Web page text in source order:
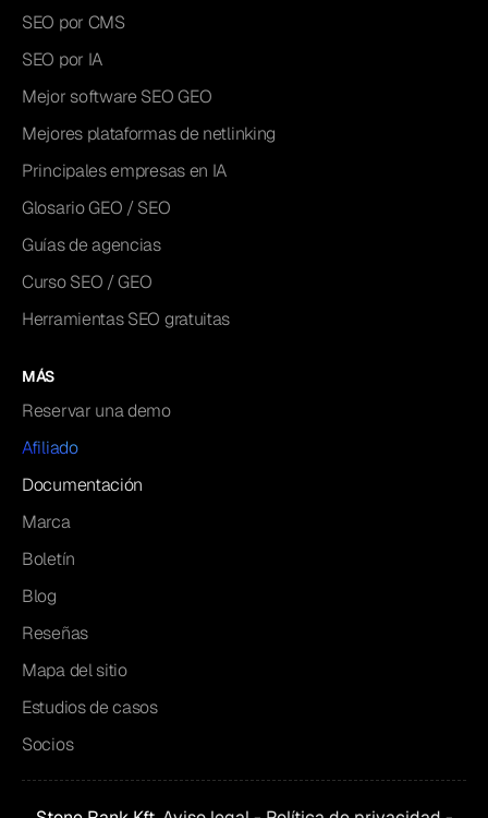
SEO por CMS
SEO por IA
Mejor software SEO GEO
Mejores plataformas de netlinking
Principales empresas en IA
Glosario GEO / SEO
Guías de agencias
Curso SEO / GEO
Herramientas SEO gratuitas
MÁS
Reservar una demo
Afiliado
Documentación
Marca
Boletín
Blog
Reseñas
Mapa del sitio
Estudios de casos
Socios